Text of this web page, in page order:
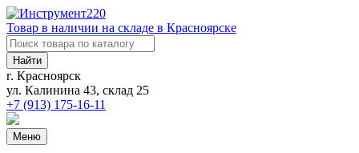
Товар в наличии на складе в Красноярске
Найти
г. Красноярск
ул. Калинина 43, склад 25
+7 (913) 175-16-11
Меню